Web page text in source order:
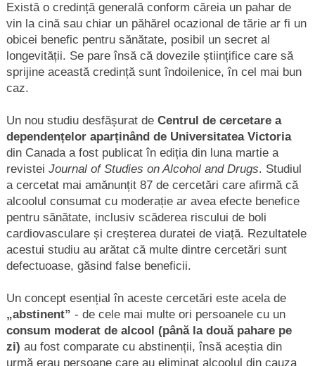
Există o credință generală conform căreia un pahar de
vin la cină sau chiar un păhărel ocazional de tărie ar fi un
obicei benefic pentru sănătate, posibil un secret al
longevității. Se pare însă că dovezile științifice care să
sprijine această credință sunt îndoilenice, în cel mai bun
caz.
Un nou studiu desfășurat de Centrul de cercetare a
dependențelor aparținând de Universitatea Victoria
din Canada a fost publicat în ediția din luna martie a
revistei Journal of Studies on Alcohol and Drugs. Studiul
a cercetat mai amănunțit 87 de cercetări care afirmă că
alcoolul consumat cu moderație ar avea efecte benefice
pentru sănătate, inclusiv scăderea riscului de boli
cardiovasculare și creșterea duratei de viață. Rezultatele
acestui studiu au arătat că multe dintre cercetări sunt
defectuoase, găsind false beneficii.
Un concept esențial în aceste cercetări este acela de
„abstinent” - de cele mai multe ori persoanele cu un
consum moderat de alcool (până la două pahare pe
zi) au fost comparate cu abstinenții, însă aceștia din
urmă erau persoane care au eliminat alcoolul din cauza